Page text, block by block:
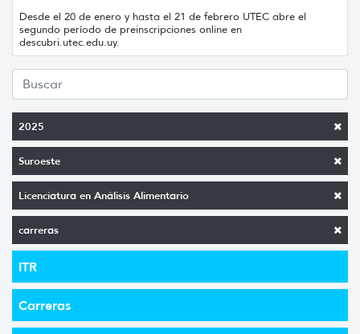
2025
Suroeste
Licenciatura en Análisis Alimentario
carreras
ITR
Carreras
Desde el 20 de enero y hasta el 21 de febrero UTEC abre el
segundo período de preinscripciones online en
descubri.utec.edu.uy.